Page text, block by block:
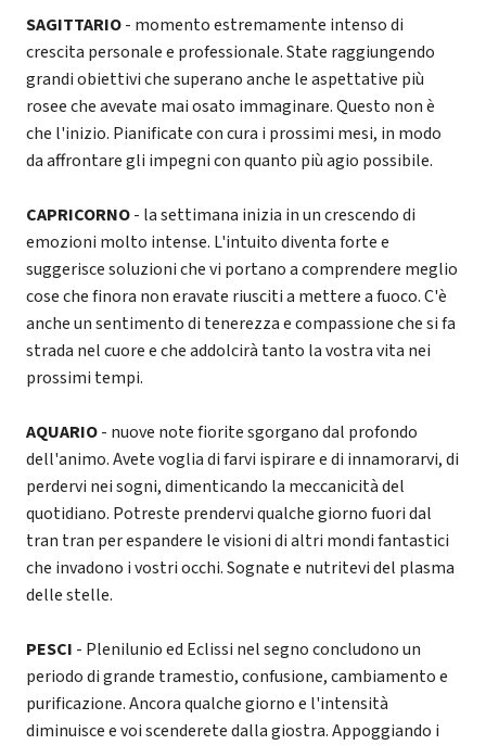
SAGITTARIO- momento estremamente intenso di
crescita personale e professionale. State raggiungendo
grandi obiettivi che superano anche le aspettative più
rosee che avevate mai osato immaginare. Questo non è
che l'inizio. Pianificate con cura i prossimi mesi, in modo
da affrontare gli impegni con quanto più agio possibile.
CAPRICORNO- la settimana inizia in un crescendo di
emozioni molto intense. L'intuito diventa forte e
suggerisce soluzioni che vi portano a comprendere meglio
cose che finora non eravate riusciti a mettere a fuoco. C'è
anche un sentimento di tenerezza e compassione che si fa
strada nel cuore e che addolcirà tanto la vostra vita nei
prossimi tempi.
AQUARIO- nuove note fiorite sgorgano dal profondo
dell'animo. Avete voglia di farvi ispirare e di innamorarvi, di
perdervi nei sogni, dimenticando la meccanicità del
quotidiano. Potreste prendervi qualche giorno fuori dal
tran tran per espandere le visioni di altri mondi fantastici
che invadono i vostri occhi. Sognate e nutritevi del plasma
delle stelle.
PESCI - Plenilunio ed Eclissi nel segno concludono un
periodo di grande tramestio, confusione, cambiamento e
purificazione. Ancora qualche giorno e l'intensità
diminuisce e voi scenderete dalla giostra. Appoggiando i